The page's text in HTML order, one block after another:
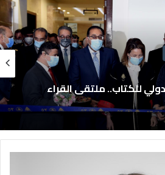
للكتاب.. ملتقى القراء